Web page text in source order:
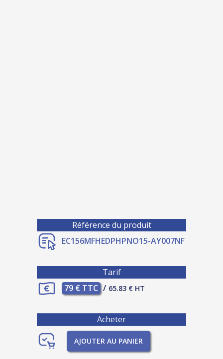
Référence du produit
EC156MFHEDPHPNO15-AY007NF
Tarif
79 € TTC / 65.83 € HT
Acheter
AJOUTER AU PANIER